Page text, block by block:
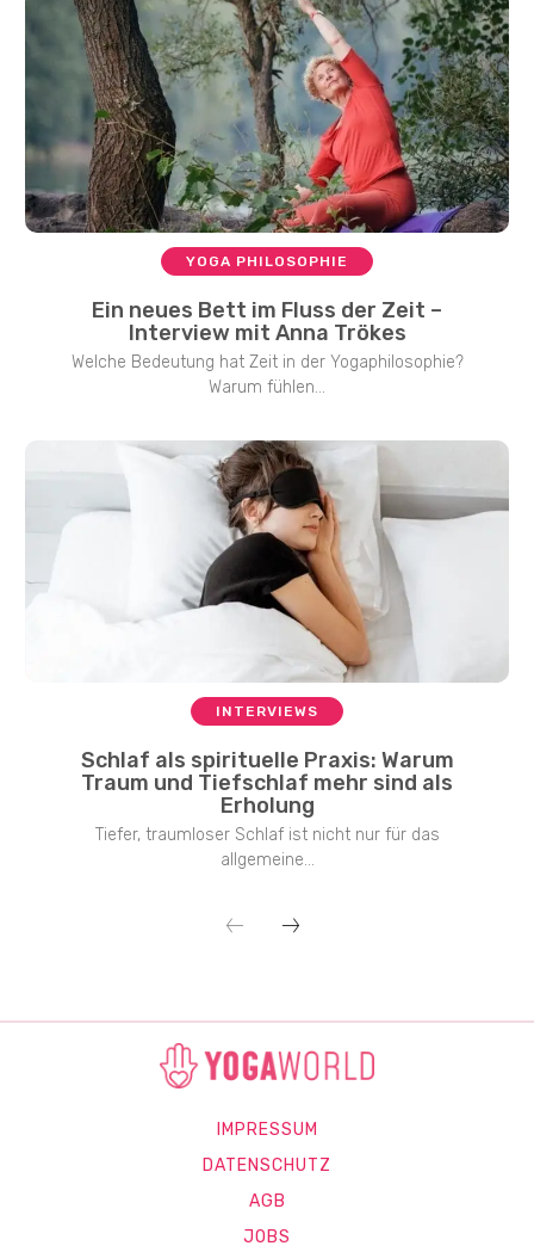
YOGA PHILOSOPHIE
Ein neues Bett im Fluss der Zeit –
Interview mit Anna Trökes
Welche Bedeutung hat Zeit in der Yogaphilosophie?
Warum fühlen...
INTERVIEWS
Schlaf als spirituelle Praxis: Warum
Traum und Tiefschlaf mehr sind als
Erholung
Tiefer, traumloser Schlaf ist nicht nur für das
allgemeine...
IMPRESSUM
DATENSCHUTZ
AGB
JOBS